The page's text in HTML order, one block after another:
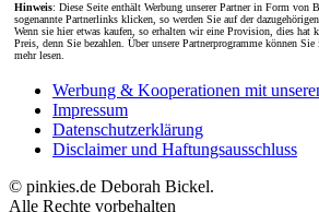
Hinweis: Diese Seite enthält Werbung unserer Partner in Form von
sogenannte Partnerlinks klicken, so werden Sie auf der
Wenn sie hier etwas kaufen, so erhalten wir eine Provision, dies hat
Preis, denn Sie bezahlen. Über unsere Partnerprogramme können Sie
mehr lesen.
Werbung & Kooperationen mit
Impressum
Datenschutzerklärung
Disclaimer und Haftungsausschluss
© pinkies.de Deborah Bickel.
Alle Rechte vorbehalten